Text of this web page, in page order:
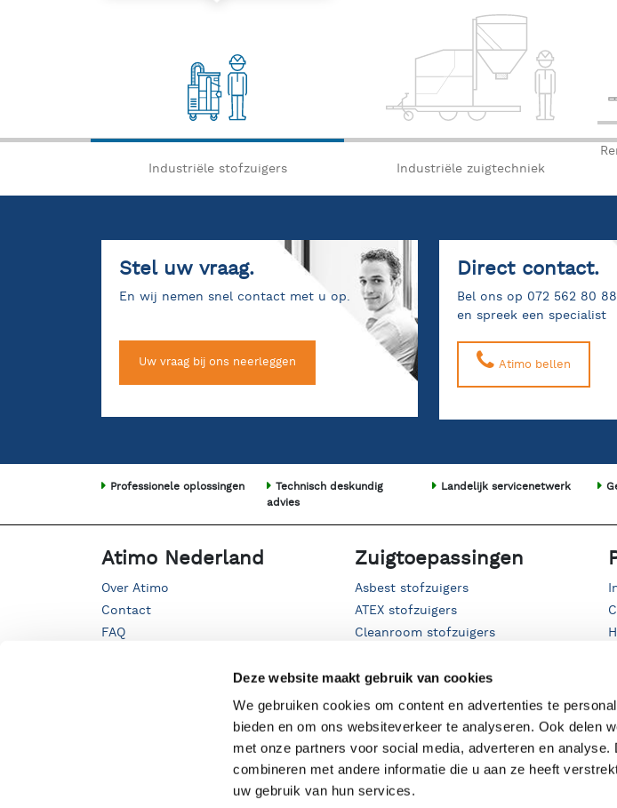
Deze website maakt gebruik van cookies
We gebruiken cookies om content en advertenties te
bieden en om ons websiteverkeer te analyseren. Ook delen
met onze partners voor social media, adverteren en
combineren met andere informatie die u aan ze heeft
uw gebruik van hun services.
Industriële stofzuigers Industriële zuigtechniek
Stel uw vraag.
En wij nemen snel contact met u op.
Uw vraag bij ons neerleggen
Direct contact.
Bel ons op 072 562 80 88
en spreek een specialist
Atimo bellen
Professionele oplossingen
Technisch deskundig
advies
Landelijk servicenetwerk
Atimo Nederland
Over Atimo
Contact
FAQ
Zuigtoepassingen
Asbest stofzuigers
ATEX stofzuigers
Cleanroom stofzuigers
Kwartsstof stofzuigers
Mobiele stofzuigers
Oliezuigers
Processierups stofzuiger
Straalgrit stofzuigers
Vloeistofzuigers